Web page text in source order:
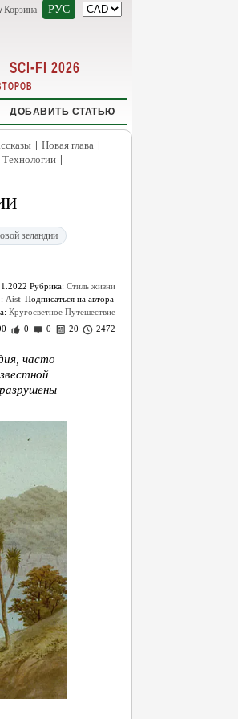
/Корзина РУС
SCI-FI 2026
ДОБАВИТЬ СТАТЬЮ
| Новая глава |
Технологии |
зеландии
Рубрика: Стиль жизни
Aist
Кругосветное Путешествие
0 0 20 2472
часто